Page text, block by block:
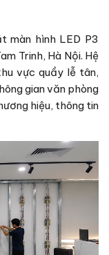
màn hình LED P3
Trinh, Hà Nội. Hệ
vực quầy lễ tân,
gian văn phòng
hiệu, thông tin